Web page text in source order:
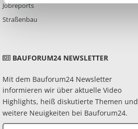
Jobreports
Straßenbau
BAUFORUM24 NEWSLETTER
Mit dem Bauforum24 Newsletter
informieren wir über aktuelle Video
Highlights, heiß diskutierte Themen und
weitere Neuigkeiten bei Bauforum24.